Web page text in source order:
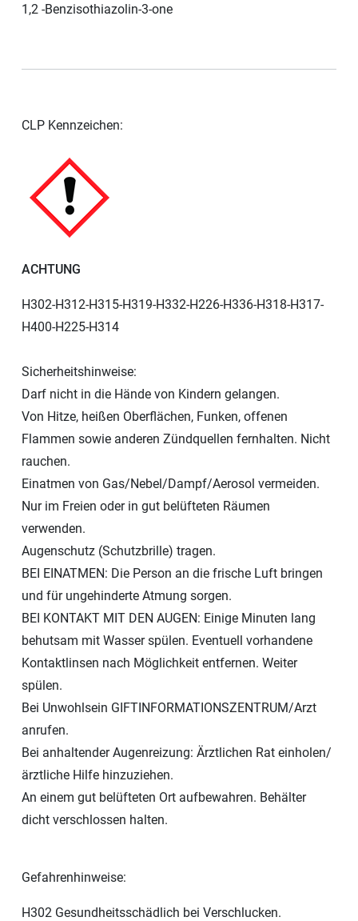
1,2 -Benzisothiazolin-3-one
CLP Kennzeichen:
ACHTUNG
H302-H312-H315-H319-H332-H226-H336-H318-H317-
H400-H225-H314
Sicherheitshinweise:
Darf nicht in die Hände von Kindern gelangen.
Von Hitze, heißen Oberflächen, Funken, offenen
Flammen sowie anderen Zündquellen fernhalten. Nicht
rauchen.
Einatmen von Gas/Nebel/Dampf/Aerosol vermeiden.
Nur im Freien oder in gut belüfteten Räumen
verwenden.
Augenschutz (Schutzbrille) tragen.
BEI EINATMEN: Die Person an die frische Luft bringen
und für ungehinderte Atmung sorgen.
BEI KONTAKT MIT DEN AUGEN: Einige Minuten lang
behutsam mit Wasser spülen. Eventuell vorhandene
Kontaktlinsen nach Möglichkeit entfernen. Weiter
spülen.
Bei Unwohlsein GIFTINFORMATIONSZENTRUM/Arzt
anrufen.
Bei anhaltender Augenreizung: Ärztlichen Rat einholen/
ärztliche Hilfe hinzuziehen.
An einem gut belüfteten Ort aufbewahren. Behälter
dicht verschlossen halten.
Gefahrenhinweise:
H302 Gesundheitsschädlich bei Verschlucken.